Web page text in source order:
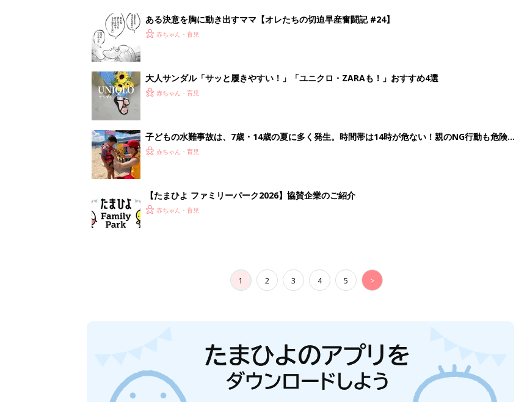
ある決意を胸に動き出すママ【オレたちの切迫早産奮闘記 #24】
赤ちゃん・育児
大人サンダル「サッと履きやすい！」「ユニクロ・ZARAも！」おすすめ4選
赤ちゃん・育児
子どもの水難事故は、7歳・14歳の夏に多く発生。時間帯は14時が危ない！親のNG行動も危険を
まねく【専門家】
赤ちゃん・育児
【たまひよ ファミリーパーク2026】協賛企業のご紹介
赤ちゃん・育児
1 2 3 4 5 >